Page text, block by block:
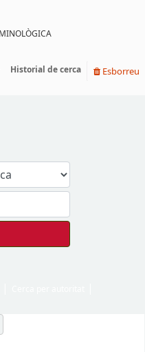
Historial de cerca Esborreu